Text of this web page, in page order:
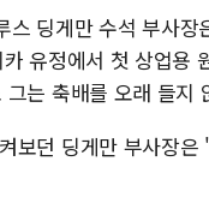
스 딩게만 수석 부사
유정에서 첫 상업용
는 축배를 오래 들지
보던 딩게만 부사장